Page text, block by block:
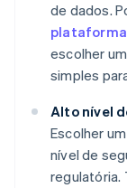
de dados.
escolher
simples
Alto nível
Escolher
nível de
regulatória.